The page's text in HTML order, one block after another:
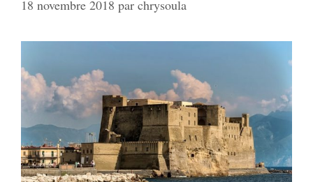
18 novembre 2018 par chrysoula